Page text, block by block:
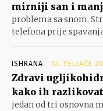
mirniji san i
problema sa snom.
telefona prije
ISHRANA 12. VELJAČE
Zdravi
kako ih
jedan od tri osnovna